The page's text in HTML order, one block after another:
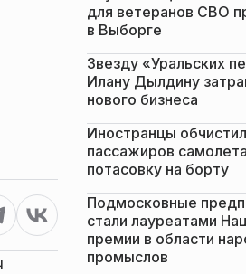
для ветеранов СВО
в Выборге
Звезду «Уральских
Илану Дылдину
нового бизнеса
Иностранцы
пассажиров
потасовку на борту
Подмосковные
стали лауреатами
премии в области
промыслов